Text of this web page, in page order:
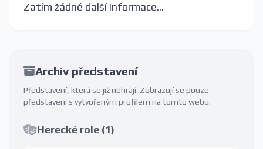
Zatím žádné další informace...
Archiv představení
Představení, která se již nehrají. Zobrazují se pouze
představení s vytvořeným profilem na tomto webu.
Herecké role (1)